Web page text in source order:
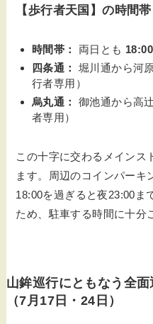
【歩行者天国】の時間
時間帯： 両日とも
四条通：
堀川通から河
行者専用）
烏丸通：
御池通から高
者専用）
この十字に交わるメインス
ます。周辺のコインパーキ
18:00を過ぎると夜23:00ま
ため、駐車する時間に十分
山鉾巡行にともなう全
（7月17日・24日）